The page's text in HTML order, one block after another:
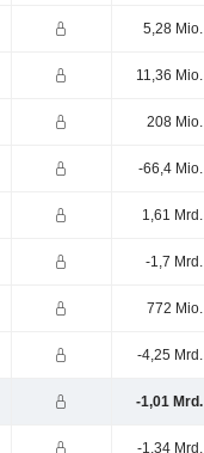
5,28 Mio.
11,36 Mio.
208 Mio.
-66,4 Mio.
1,61 Mrd.
-1,7 Mrd.
772 Mio.
-4,25 Mrd.
-1,01 Mrd.
-1,34 Mrd.